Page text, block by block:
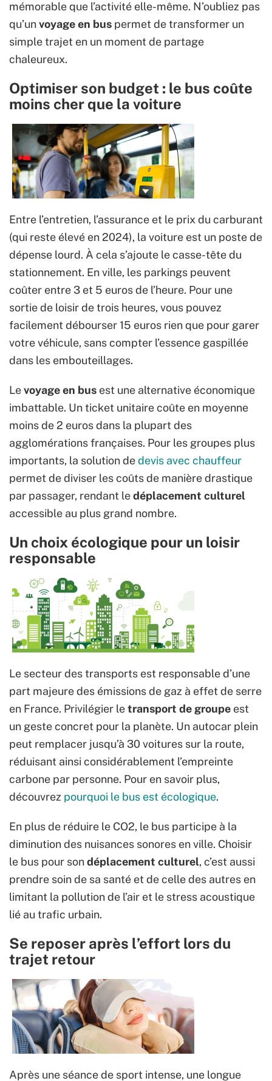
mémorable que l’activité elle-même. N’oubliez pas
qu’unvoyage en bus permet de transformer un
simple trajet en un moment de partage
chaleureux.
Optimiser son budget : le bus coûte
moins cher que la voiture
Entre l’entretien, l’assurance et le prix du carburant
(qui reste élevé en 2024), la voiture est un poste de
dépense lourd. À cela s’ajoute le casse-tête du
stationnement. En ville, les parkings peuvent
coûter entre 3 et 5 euros de l’heure. Pour une
sortie de loisir de trois heures, vous pouvez
facilement débourser 15 euros rien que pour garer
votre véhicule, sans compter l’essence gaspillée
dans les embouteillages.
Levoyage en bus est une alternative économique
imbattable. Un ticket unitaire coûte en moyenne
moins de 2 euros dans la plupart des
agglomérations françaises. Pour les groupes plus
importants, la solution dedevis avec chauffeur
permet de diviser les coûts de manière drastique
par passager, rendant ledéplacement culturel
accessible au plus grand nombre.
Un choix écologique pour un loisir
responsable
Le secteur des transports est responsable d’une
part majeure des émissions de gaz à effet de serre
en France. Privilégier letransport de groupe est
un geste concret pour la planète. Un autocar plein
peut remplacer jusqu’à 30 voitures sur la route,
réduisant ainsi considérablement l’empreinte
carbone par personne. Pour en savoir plus,
découvrez pourquoi le bus est écologique.
En plus de réduire le CO2, le bus participe à la
diminution des nuisances sonores en ville. Choisir
le bus pour sondéplacement culturel, c’est aussi
prendre soin de sa santé et de celle des autres en
limitant la pollution de l’air et le stress acoustique
lié au trafic urbain.
Se reposer après l’effort lors du
trajet retour
Après une séance de sport intense, une longue